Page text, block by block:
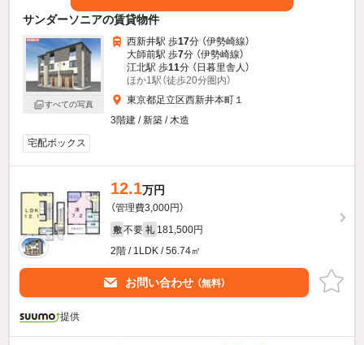
サンダーソニアの賃貸物件
すべての写真
西新井駅 歩17分 （伊勢崎線）
大師前駅 歩7分 （伊勢崎線）
江北駅 歩11分 （日暮里舎人）
ほか1駅（徒歩20分圏内）
東京都足立区西新井本町１
3階建 / 新築 / 木造
宅配ボックス
12.1万円
（管理費3,000円）
敷 不要 礼 181,500円
2階 / 1LDK / 56.74㎡
お問い合わせ （無料）
提供